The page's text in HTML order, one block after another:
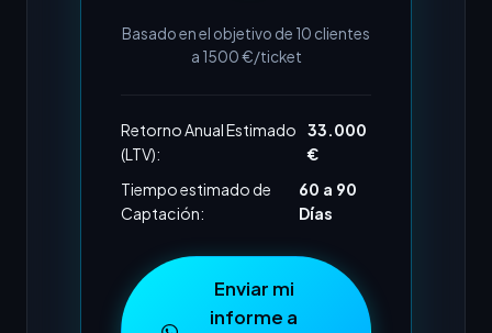
Basado en el objetivo de 10 clientes
a 1500€/ticket
Retorno Anual Estimado
(LTV):
33.000
€
Tiempo estimado de
Captación:
60 a 90
Días
Enviar mi
informe a